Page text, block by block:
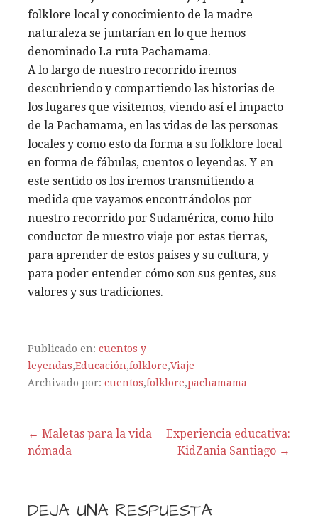
folklore local y conocimiento de la madre
naturaleza se juntarían en lo que hemos
denominado La ruta Pachamama.
A lo largo de nuestro recorrido iremos
descubriendo y compartiendo las historias de
los lugares que visitemos, viendo así el impacto
de la Pachamama, en las vidas de las personas
locales y como esto da forma a su folklore local
en forma de fábulas, cuentos o leyendas. Y en
este sentido os los iremos transmitiendo a
medida que vayamos encontrándolos por
nuestro recorrido por Sudamérica, como hilo
conductor de nuestro viaje por estas tierras,
para aprender de estos países y su cultura, y
para poder entender cómo son sus gentes, sus
valores y sus tradiciones.
Publicado en: cuentos y
leyendas,Educación,folklore,Viaje
Archivado por: cuentos,folklore,pachamama
← Maletas para la vida
nómada
Experiencia educativa:
KidZania Santiago →
DEJA UNA RESPUESTA